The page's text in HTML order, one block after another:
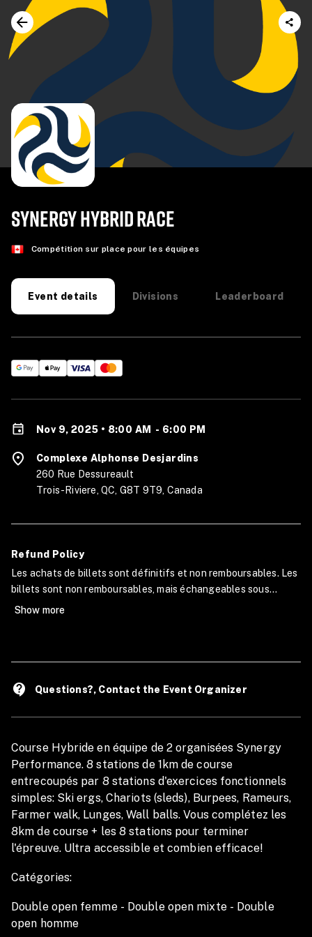
SYNERGY HYBRID RACE
Compétition sur place pour les équipes
Event details Divisions Leaderboard
Course Hybride en équipe de 2 organisées Synergy
Performance. 8 stations de 1km de course
entrecoupés par 8 stations d'exercices fonctionnels
simples: Ski ergs, Chariots (sleds), Burpees, Rameurs,
Farmer walk, Lunges, Wall balls. Vous complétez les
8km de course + les 8 stations pour terminer
l'épreuve. Ultra accessible et combien efficace!
Catégories:
Double open femme - Double open mixte - Double
open homme
Nov 9, 2025 • 8:00 AM - 6:00 PM
Complexe Alphonse Desjardins
260 Rue Dessureault
Trois-Riviere, QC, G8T 9T9, Canada
Refund Policy
Les achats de billets sont définitifs et non remboursables. Les
billets sont non remboursables, mais échangeables sous
certaines conditions. Si vous devez modifier votre inscription,
Show more
contact_support Questions?, Contact the Event Organizer